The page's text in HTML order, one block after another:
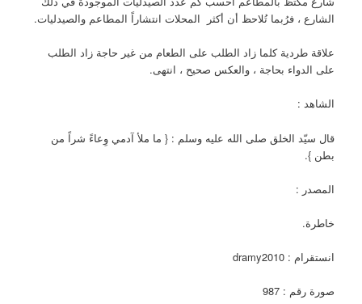
الشارع ، فرُبما تُلاحظ أن أكثر المحلات انتشاراً المطاعم والصيدليات.
علاقة طردية كلما زاد الطلب على الطعام من غير حاجة زاد الطلب
على الدواء بحاجة ، والعكس صحيح ، انتهى.
الشاهد :
قال سيّد الخلق صلى الله عليه وسلم : { ما ملأ آدمي وِعاءً شراً من
بطن }.
المصدر :
خاطرة.
انستقرام : dramy2010
صورة رقم : 987